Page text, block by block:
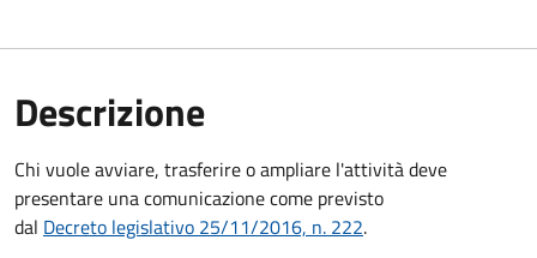
Descrizione
Chi vuole avviare, trasferire o ampliare l'attività deve
presentare una comunicazione come previsto
dal Decreto legislativo 25/11/2016, n. 222.